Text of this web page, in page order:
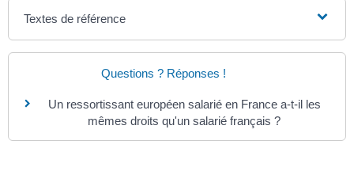
Textes de référence
Questions ? Réponses !
Un ressortissant européen salarié en France a-t-il les
mêmes droits qu'un salarié français ?